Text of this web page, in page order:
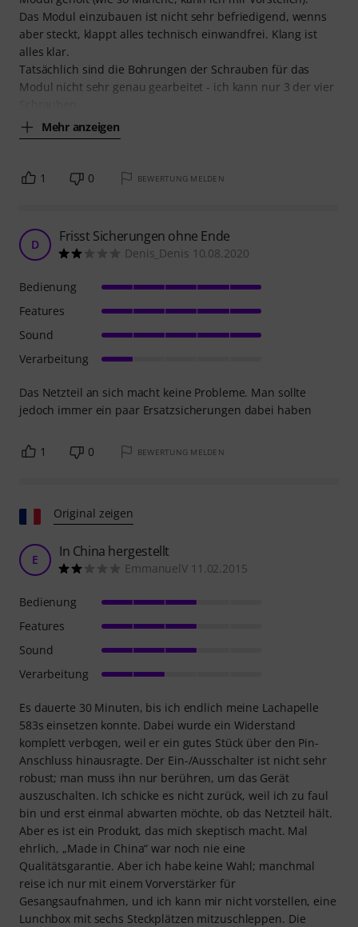
Das Modul einzubauen ist nicht sehr befriedigend, wenns
aber steckt, klappt alles technisch einwandfrei. Klang ist
alles klar.
Tatsächlich sind die Bohrungen der Schrauben für das
Modul nicht sehr genau gearbeitet - ich kann nur 3 der vier
Mehr anzeigen
1 0 BEWERTUNG MELDEN
D Frisst Sicherungen ohne Ende
Denis_Denis 10.08.2020
Das Netzteil an sich macht keine Probleme. Man sollte
jedoch immer ein paar Ersatzsicherungen dabei haben
Bedienung
Features
Sound
Verarbeitung
1 0 BEWERTUNG MELDEN
Original zeigen
E In China hergestellt
EmmanuelV 11.02.2015
Es dauerte 30 Minuten, bis ich endlich meine Lachapelle
583s einsetzen konnte. Dabei wurde ein Widerstand
komplett verbogen, weil er ein gutes Stück über den Pin-
Anschluss hinausragte. Der Ein-/Ausschalter ist nicht sehr
robust; man muss ihn nur berühren, um das Gerät
auszuschalten. Ich schicke es nicht zurück, weil ich zu faul
bin und erst einmal abwarten möchte, ob das Netzteil hält.
Aber es ist ein Produkt, das mich skeptisch macht. Mal
ehrlich, „Made in China“ war noch nie eine
Qualitätsgarantie. Aber ich habe keine Wahl; manchmal
reise ich nur mit einem Vorverstärker für
Gesangsaufnahmen, und ich kann mir nicht vorstellen, eine
Lunchbox mit sechs Steckplätzen mitzuschleppen. Die
Bedienung
Features
Sound
Verarbeitung